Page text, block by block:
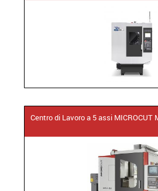
Centro di Lavoro a 5 assi MICROCUT